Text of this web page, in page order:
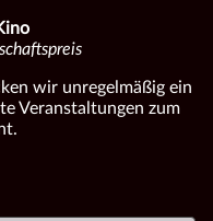
wir unregelmäßig ein
Veranstaltungen zum